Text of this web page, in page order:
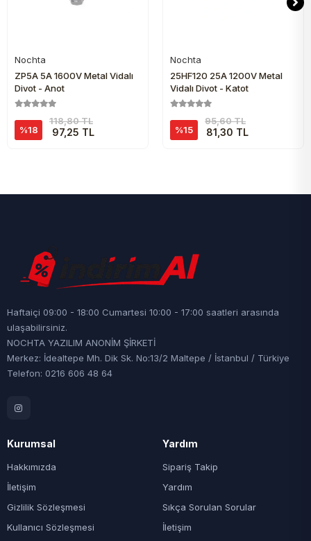
Nochta
ZP5A 5A 1600V Metal Vidalı
Diyot - Anot
%18
118,80 TL
97,25 TL
Nochta
25HF120 25A 1200V Metal
Vidalı Diyot - Katot
%15
95,60 TL
81,30 TL
Haftaiçi 09:00 - 18:00 Cumartesi 10:00 - 17:00 saatleri arasında
ulaşabilirsiniz.
NOCHTA YAZILIM ANONİM ŞİRKETİ
Merkez: İdealtepe Mh. Dik Sk. No:13/2 Maltepe / İstanbul / Türkiye
Telefon: 0216 606 48 64
Kurumsal
Hakkımızda
İletişim
Gizlilik Sözleşmesi
Kullanıcı Sözleşmesi
Yardım
Sipariş Takip
Yardım
Sıkça Sorulan Sorular
İletişim